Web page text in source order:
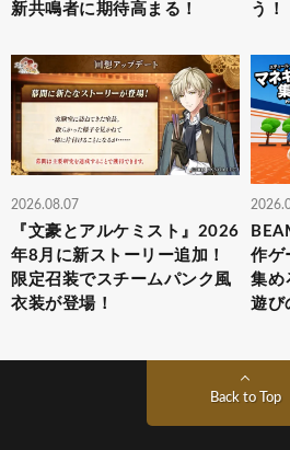
新共鳴者に期待高まる！
う！
2026.08.07
『文豪とアルケミスト』2026
年8月に新ストーリー追加！
限定召装でスチームパンク風
衣装が登場！
作ゲ
集め
遊び
Back to Top